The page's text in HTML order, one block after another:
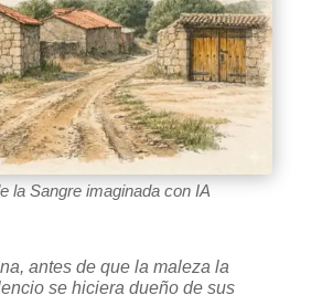
la Sangre imaginada con IA
antes de que la maleza la
se hiciera dueño de sus